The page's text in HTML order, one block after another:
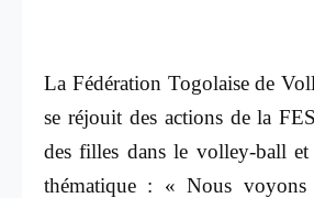
La Fédération Togolaise de
se réjouit des actions de la
des filles dans le volley-ball et
thématique : « Nous